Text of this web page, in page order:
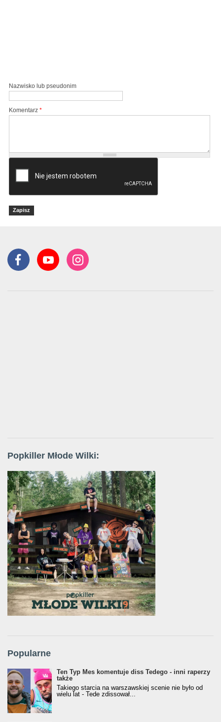
Nazwisko lub pseudonim
Komentarz *
Popkiller Młode Wilki:
Popularne
Ten Typ Mes komentuje diss Tedego - inni raperzy
także
Takiego starcia na warszawskiej scenie nie było od
wielu lat - Tede zdissował...